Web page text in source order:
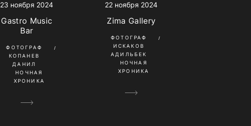
23 ноября 2024
Gastro Music
Bar
ФОТОГРАФ
КОПАНЕВ
ДАНИЛ
НОЧНАЯ
ХРОНИКА
22 ноября 2024
Zima Gallery
ФОТОГРАФ
ИСКАКОВ
АДИЛЬБЕК
НОЧНАЯ
ХРОНИКА